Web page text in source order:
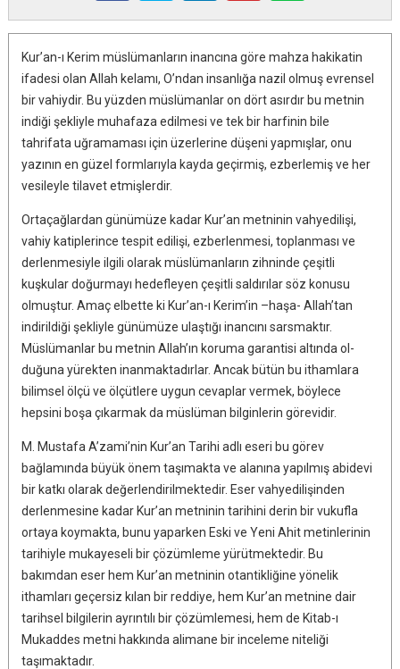
Kur’an-ı Kerim müslümanların inancına göre mahza hakikatin
ifadesi olan Allah kelamı, O’ndan insanlığa nazil olmuş evrensel
bir vahiydir. Bu yüzden müslümanlar on dört asırdır bu metnin
indiği şekliyle mu­hafaza edilmesi ve tek bir harfinin bile
tahrifata uğramaması için üzerle­rine düşeni yapmışlar, onu
yazının en güzel formlarıyla kayda geçirmiş, ezberlemiş ve her
vesileyle tilavet etmişlerdir.
Ortaçağlardan günümüze kadar Kur’an metninin vahyedilişi,
vahiy ka­tiplerince tespit edilişi, ezberlenmesi, toplanması ve
derlenmesiyle ilgili olarak müslümanların zihninde çeşitli
kuşkular doğurmayı hedefleyen çeşitli saldırılar söz konusu
olmuştur. Amaç elbette ki Kur’an-ı Kerim’in –haşa- Allah’tan
indirildiği şekliyle günümüze ulaştığı inancını sars­maktır.
Müslümanlar bu metnin Allah’ın koruma garantisi altında ol­
duğuna yürekten inanmaktadırlar. Ancak bütün bu ithamlara
bilimsel ölçü ve ölçütlere uygun cevaplar vermek, böylece
hepsini boşa çıkarmak da müslüman bilginlerin görevidir.
M. Mustafa A’zami’nin Kur’an Tarihi adlı eseri bu görev
bağlamında bü­yük önem taşımakta ve alanına yapılmış abidevi
bir katkı olarak değer­lendirilmektedir. Eser vahyedilişinden
derlenmesine kadar Kur’an met­ninin tarihini derin bir vukufla
ortaya koymakta, bunu yaparken Eski ve Yeni Ahit metinlerinin
tarihiyle mukayeseli bir çözümleme yürüt­mektedir. Bu
bakımdan eser hem Kur’an metninin otantikliğine yöne­lik
ithamları geçersiz kılan bir reddiye, hem Kur’an metnine dair
tarih­sel bilgilerin ayrıntılı bir çözümlemesi, hem de Kitab-ı
Mukaddes metni hakkında alimane bir inceleme niteliği
taşımaktadır.